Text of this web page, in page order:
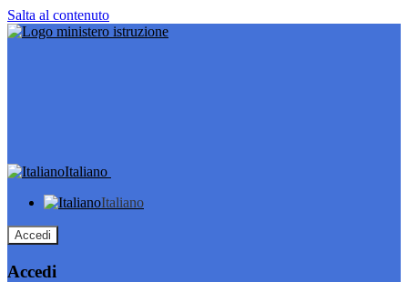
Salta al contenuto
Italiano
Italiano
Accedi
Accedi